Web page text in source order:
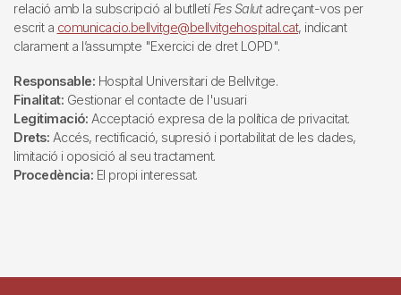
relació amb la subscripció al butlletí Fes Salutadreçant-vos per
escrit a comunicacio.bellvitge@bellvitgehospital.cat, indicant
clarament a l’assumpte "Exercici de dret LOPD".
Responsable: Hospital Universitari de Bellvitge.
Finalitat: Gestionar el contacte de l'usuari
Legitimació: Acceptació expresa de la política de privacitat.
Drets: Accés, rectificació, supresió i portabilitat de les dades,
limitació i oposició al seu tractament.
Procedència: El propi interessat.